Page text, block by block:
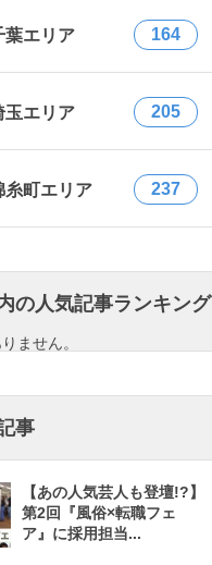
葉エリア 164
玉エリア 205
糸町エリア 237
の人気記事ランキング
ません。
事
【あの人気芸人も登壇!?】
第2回『風俗×転職フェ
ア』に採用担当...